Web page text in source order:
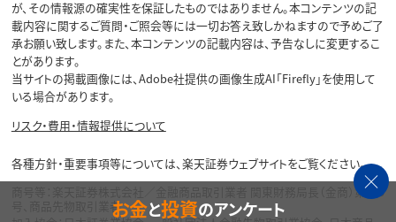
が、その情報源の確実性を保証したものではありません。本コンテンツの記
載内容に関するご質問・ご照会等には一切お答え致しかねますので予めご了
承お願い致します。また、本コンテンツの記載内容は、予告なしに変更するこ
とがあります。
当サイトの掲載画像には、Adobe社提供の画像生成AI「Firefly」を使用して
いる場合があります。
リスク・費用・情報提供について
各種方針・重要事項等については、楽天証券ウェブサイトをご覧ください。
商号等：楽天証券株式会社／金融商品取引業者 関東財務局長（金商）第195
号、商品先物取引業者お金と投資のアンケート